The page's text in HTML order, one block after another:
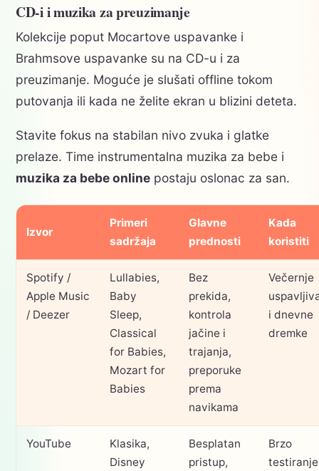
CD-i i muzika za preuzimanje
Kolekcije poput Mocartove uspavanke i
Brahmsove uspavanke su na CD-u i za
preuzimanje. Moguće je slušati offline tokom
putovanja ili kada ne želite ekran u blizini deteta.
Stavite fokus na stabilan nivo zvuka i glatke
prelaze. Time instrumentalna muzika za bebe i
muzika za bebe online postaju oslonac za san.
Izvor
Primeri
sadržaja
Glavne
prednosti
Kada
koristiti
Spotify /
Apple Music
/ Deezer
Lullabies,
Baby
Sleep,
Classical
for Babies,
Mozart for
Babies
Bez
prekida,
kontrola
jačine i
trajanja,
preporuke
prema
navikama
Večernje
i dnevne
dremke
YouTube
Klasika,
Disney
Besplatan
pristup,
Brzo
testiranje